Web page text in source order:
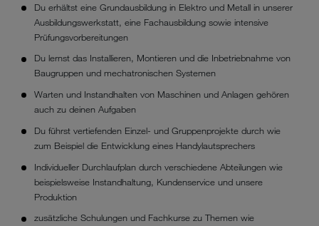
Du erhältst eine Grundausbildung in Elektro und Metall in unserer
Ausbildungswerkstatt, eine Fachausbildung sowie intensive
Prüfungsvorbereitungen
Du lernst das Installieren, Montieren und die Inbetriebnahme von
Baugruppen und mechatronischen Systemen
Warten und Instandhalten von Maschinen und Anlagen gehören
auch zu deinen Aufgaben
Du führst vertiefenden Einzel- und Gruppenprojekte durch wie
zum Beispiel die Entwicklung eines Handylautsprechers
Individueller Durchlaufplan durch verschiedene Abteilungen wie
beispielsweise Instandhaltung, Kundenservice und unsere
Produktion
zusätzliche Schulungen und Fachkurse zu Themen wie